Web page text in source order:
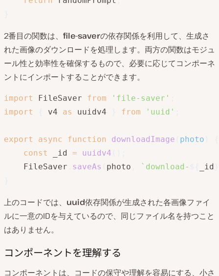
2番目の関数は、 file-saverの依存関係を利用して、生成さ
れた画像のダウンロードを処理します。両方の関数はモジュ
ール性と効率性を確保するもので、必要に応じてコンポーネ
ントにインポートすることができます。
import FileSaver from 'file-saver'
import
v4 as uuidv4 from 'uuid'
export async function downloadImage photo
const
_id = uuidv4
    FileSaver
saveAs photo ` download- _id
上のコードでは、 uuid依存関係が生成された各画像ファイ
ルに一意のIDを与えているので、同じファイル名を持つこと
はありません。
コンポーネントを理解する
コンポーネントは、コードの保守や理解を容易にする、小さ